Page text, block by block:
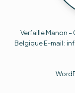
Verfaille Manon –
Belgique E-mail :